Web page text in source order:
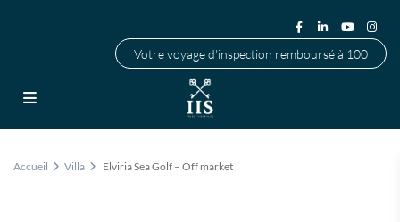
Votre voyage d'inspection remboursé à 100
Accueil Villa Elviria Sea Golf – Off market